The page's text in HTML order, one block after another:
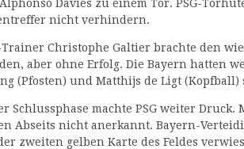
Davies zu einem Tor. PSG-
nicht verhindern.
Trainer Christophe Galtier brachte den
aber ohne Erfolg. Die Bayern hatten
(Pfosten) und Matthijs de Ligt (Kopfball)
Schlussphase machte PSG weiter
Abseits nicht anerkannt. Bayern-
zweiten gelben Karte des Feldes